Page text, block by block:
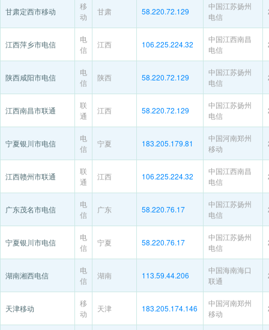
甘肃定西市移动
移
动
甘肃 58.220.72.129
中国江苏扬州
电信
江西萍乡市电信
电
信
江西 106.225.224.32
中国江西南昌
电信
陕西咸阳市电信
电
信
陕西 58.220.72.129
中国江苏扬州
电信
江西南昌市联通
联
通
江西 58.220.72.129
中国江苏扬州
电信
宁夏银川市电信
电
信
宁夏 183.205.179.81
中国河南郑州
移动
江西赣州市联通
联
通
江西 106.225.224.32
中国江西南昌
电信
广东茂名市电信
电
信
广东 58.220.76.17
中国江苏扬州
电信
宁夏银川市电信
电
信
宁夏 58.220.76.17
中国江苏扬州
电信
湖南湘西电信
电
信
湖南 113.59.44.206
中国海南海口
联通
天津移动
移
动
天津 183.205.174.146
中国河南郑州
移动